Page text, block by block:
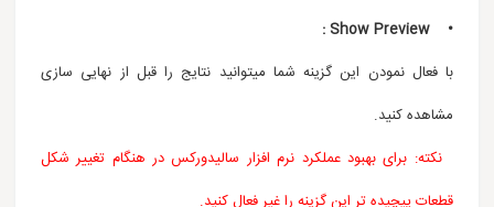
• Show Preview :
با فعال نمودن این گزینه شما میتوانید نتایج را قبل از نهایی سازی
مشاهده کنید.
نکته: برای بهبود عملکرد نرم افزار سالیدورکس در هنگام تغییر شکل
قطعات پیچیده تر این گزینه را غیر فعال کنید.